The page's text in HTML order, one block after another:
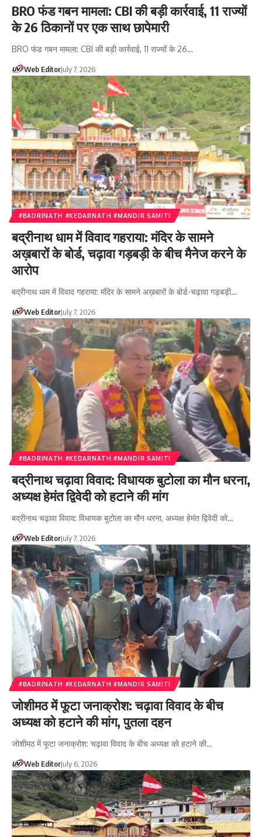
BRO फंड गबन मामला: CBI की बड़ी कार्रवाई, 11 राज्यों
के 26 ठिकानों पर एक साथ छापेमारी
BRO फंड गबन मामला: CBI की बड़ी कार्रवाई, 11 राज्यों के 26…
Web EditorJuly 7, 2026
#BADRINATH #KEDARNATH #MANDIR SAMITI
बद्रीनाथ धाम में विवाद गहराया: मंदिर के सामने
अख़बारों के बोर्ड, चढ़ावा गड़बड़ी के बीच मैनेज करने के
आरोप
बद्रीनाथ धाम में विवाद गहराया: मंदिर के सामने अख़बारों के बोर्ड-चढ़ावा गड़बड़ी…
Web EditorJuly 7, 2026
#BADRINATH #KEDARNATH #MANDIR SAMITI
बद्रीनाथ चढ़ावा विवाद: विधायक बुटोला का मौन धरना,
अध्यक्ष हेमंत द्विवेदी को हटाने की मांग
बद्रीनाथ चढ़ावा विवाद: विधायक बुटोला का मौन धरना, अध्यक्ष हेमंत द्विवेदी को…
Web EditorJuly 7, 2026
#BADRINATH #KEDARNATH #MANDIR SAMITI
जोशीमठ में फूटा जनाक्रोश: चढ़ावा विवाद के बीच
अध्यक्ष को हटाने की मांग, पुतला दहन
जोशीमठ में फूटा जनाक्रोश: चढ़ावा विवाद के बीच अध्यक्ष को हटाने की…
Web EditorJuly 6, 2026